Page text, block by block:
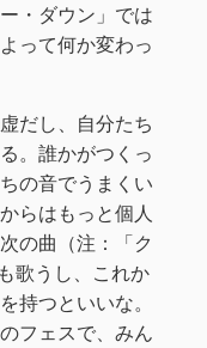
・ダウン」では
って何か変わっ
だし、自分たち
。誰かがつくっ
の音でうまくい
らはもっと個人
の曲（注：「ク
歌うし、これか
持つといいな。
フェスで、みん